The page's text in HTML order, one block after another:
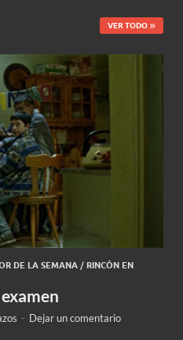
VER TODO
DE LA SEMANA / RINCÓN EN
- Dejar un comentario